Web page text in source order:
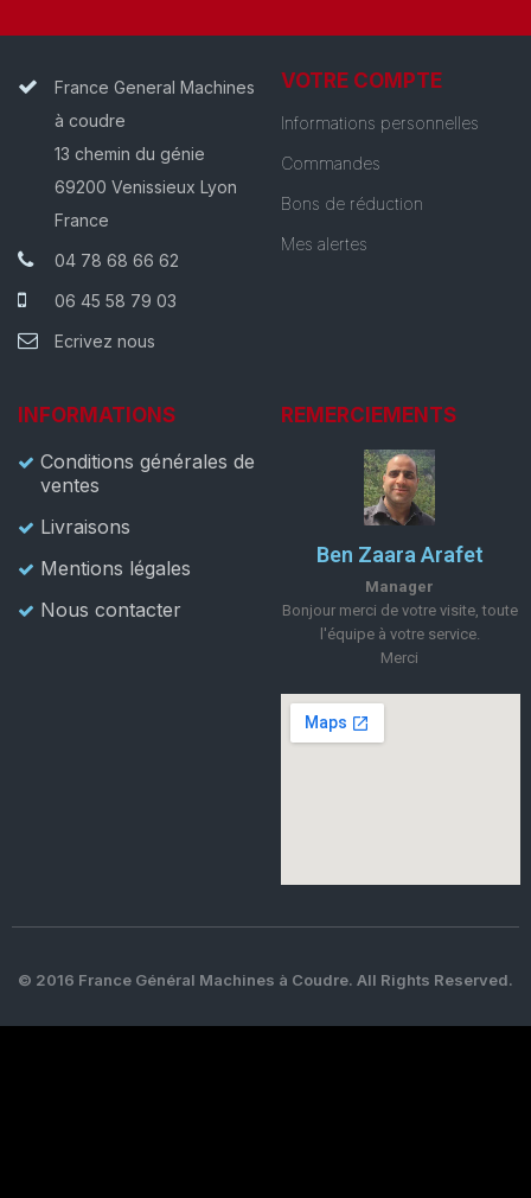
France General Machines
à coudre
13 chemin du génie
69200 Venissieux Lyon
France
04 78 68 66 62
06 45 58 79 03
Ecrivez nous
VOTRE COMPTE
Informations personnelles
Commandes
Bons de réduction
Mes alertes
INFORMATIONS
Conditions générales de
ventes
Livraisons
Mentions légales
Nous contacter
REMERCIEMENTS
Ben Zaara Arafet
Manager
Bonjour merci de votre visite, toute
l'équipe à votre service.
Merci
© 2016 France Général Machines à Coudre. All Rights Reserved.